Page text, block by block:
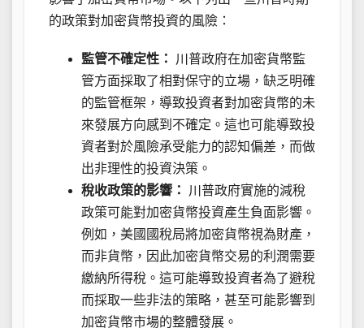
的政策對加密貨幣投資的風險：
監管不確定性：
川普政府在加密貨幣監
管方面採取了相對保守的立場，缺乏明確
的監管框架，導致投資者對加密貨幣的未
來發展方向感到不確定。這也可能導致投
資者對於風險承受能力的認知偏差，而做
出非理性的投資決策。
稅收政策的影響：
川普政府實施的減稅
政策可能對加密貨幣投資產生負面影響。
例如，美國國稅局將加密貨幣視為財產，
而非貨幣，因此加密貨幣交易的利潤需要
繳納所得稅。這可能導致投資者為了避稅
而採取一些非法的策略，甚至可能影響到
加密貨幣市場的整體發展。